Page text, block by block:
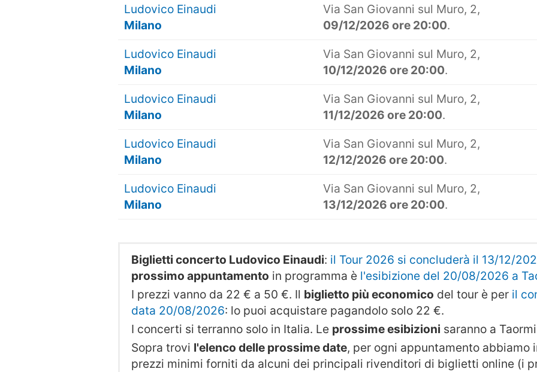
Ludovico Einaudi
Milano
Via San Giovanni sul Muro, 2,
09/12/2026 ore 20:00.
Ludovico Einaudi
Milano
Via San Giovanni sul Muro, 2,
10/12/2026 ore 20:00.
Ludovico Einaudi
Milano
Via San Giovanni sul Muro, 2,
11/12/2026 ore 20:00.
Ludovico Einaudi
Milano
Via San Giovanni sul Muro, 2,
12/12/2026 ore 20:00.
Ludovico Einaudi
Milano
Via San Giovanni sul Muro, 2,
13/12/2026 ore 20:00.
Biglietti concerto Ludovico Einaudi: il Tour 2026 si concluderà il 13/12/
prossimo appuntamento in programma è l'esibizione del 20/08/2026 a
I prezzi vanno da 22 € a 50 €. Il biglietto più economico del tour è per il
data 20/08/2026: lo puoi acquistare pagandolo solo 22 €.
I concerti si terranno solo in Italia. Le prossime esibizioni saranno a
Sopra trovi l'elenco delle prossime date, per ogni appuntamento abbiamo
prezzi minimi forniti da alcuni dei principali rivenditori di biglietti online (i